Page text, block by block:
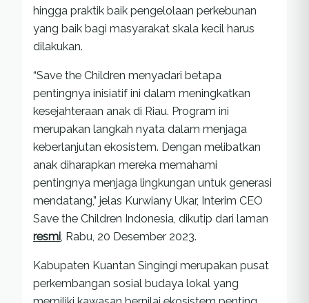
hingga praktik baik pengelolaan perkebunan
yang baik bagi masyarakat skala kecil harus
dilakukan.
“Save the Children menyadari betapa
pentingnya inisiatif ini dalam meningkatkan
kesejahteraan anak di Riau. Program ini
merupakan langkah nyata dalam menjaga
keberlanjutan ekosistem. Dengan melibatkan
anak diharapkan mereka memahami
pentingnya menjaga lingkungan untuk generasi
mendatang,” jelas Kurwiany Ukar, Interim CEO
Save the Children Indonesia, dikutip dari laman
resmi, Rabu, 20 Desember 2023.
Kabupaten Kuantan Singingi merupakan pusat
perkembangan sosial budaya lokal yang